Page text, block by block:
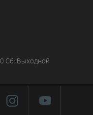
Сб: Выходной